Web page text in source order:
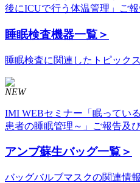
後にICUで行う体温管理」ご
睡眠検査機器一覧＞
睡眠検査に関連したトピックス
NEW
IMI WEBセミナー「眠ってい
患者の睡眠管理～」ご報告及
アンブ蘇生バッグ一覧＞
バッグバルブマスクの関連情報